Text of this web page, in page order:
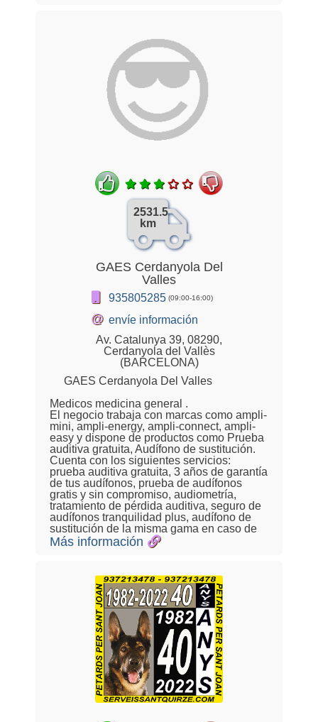
2531.5
km
GAES Cerdanyola Del
Valles
935805285 (09:00-16:00)
@ envíe información
Av. Catalunya 39, 08290,
Cerdanyola del Vallès
(BARCELONA)
GAES Cerdanyola Del Valles
Medicos medicina general .
El negocio trabaja con marcas como ampli-
mini, ampli-energy, ampli-connect, ampli-
easy y dispone de productos como Prueba
auditiva gratuita, Audífono de sustitución.
Cuenta con los siguientes servicios:
prueba auditiva gratuita, 3 años de garantía
de tus audífonos, prueba de audífonos
gratis y sin compromiso, audiometría,
tratamiento de pérdida auditiva, seguro de
audífonos tranquilidad plus, audífono de
sustitución de la misma gama en caso de
Más información